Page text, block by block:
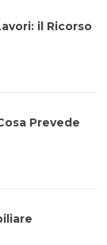
il Ricorso
Prevede